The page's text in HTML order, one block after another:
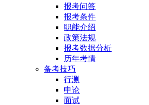
报考问答
报考条件
职能介绍
政策法规
报考数据分析
历年考情
备考技巧
行测
申论
面试